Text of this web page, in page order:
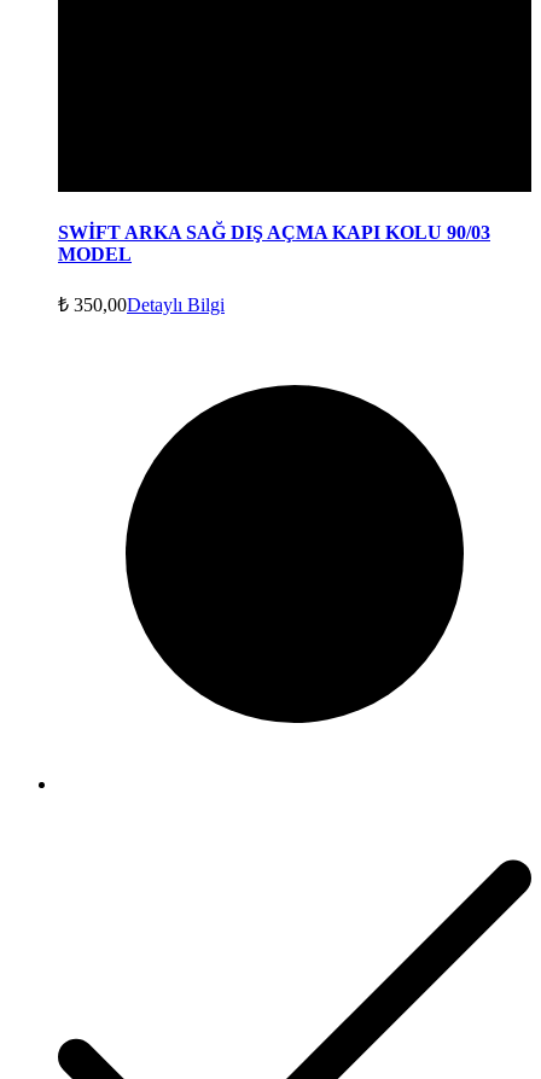
SWİFT ARKA SAĞ DIŞ AÇMA KAPI KOLU 90/03
MODEL
₺ 350,00Detaylı Bilgi